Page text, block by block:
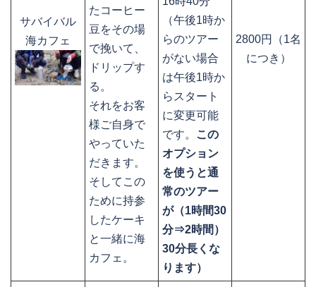
サバイバル
海カフェ
たコーヒー
豆をその場
で挽いて、
ドリップす
る。
それをお客
様ご自身で
やっていた
だきます。
そしてこの
ために持参
したケーキ
と一緒に海
カフェ。
（午後1時か
らのツアー
がない場合
は午後1時か
らスタート
に変更可能
です。
この
オプション
を使うと通
常のツアー
が（1時間30
分⇒2時間）
30分長くな
ります）
2800円（1名
につき）